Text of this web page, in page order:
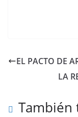
EL PACTO DE
LA
También